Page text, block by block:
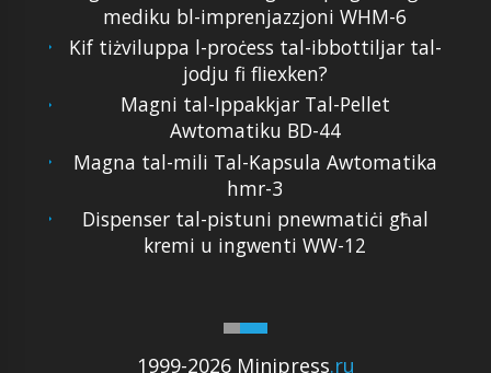
1999-2026 Minipress.ru
mediku bl-imprenjazzjoni WHM-6
Kif tiżviluppa l-proċess tal-ibbottiljar tal-
jodju fi fliexken?
Magni tal-Ippakkjar Tal-Pellet
Awtomatiku BD-44
Magna tal-mili Tal-Kapsula Awtomatika
hmr-3
Dispenser tal-pistuni pnewmatiċi għal
kremi u ingwenti WW-12